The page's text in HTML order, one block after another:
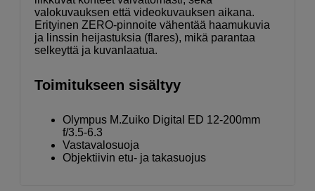
valokuvauksen että videokuvauksen aikana.
Erityinen ZERO-pinnoite vähentää haamukuvia
ja linssin heijastuksia (flares), mikä parantaa
selkeyttä ja kuvanlaatua.
Toimitukseen sisältyy
Olympus M.Zuiko Digital ED 12-200mm
f/3.5-6.3
Vastavalosuoja
Objektiivin etu- ja takasuojus